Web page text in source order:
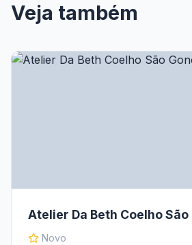
Veja também
Atelier Da Beth Coelho São
Novo